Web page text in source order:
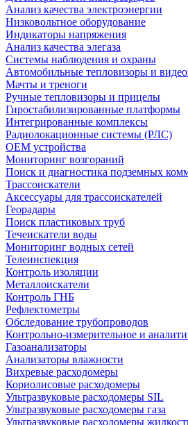
Анализ качества электроэнергии
Низковольтное оборудование
Индикаторы напряжения
Анализ качества элегаза
Системы наблюдения и охраны
Автомобильные тепловизоры и
Мачты и треноги
Ручные тепловизоры и прицелы
Гиростабилизированные платформы
Интегрированные комплексы
Радиолокационные системы (РЛС)
OEM устройства
Мониторинг возгораний
Поиск и диагностика подземных
Трассоискатели
Аксессуары для трассоискателей
Георадары
Поиск пластиковых труб
Течеискатели воды
Мониторинг водных сетей
Телеинспекция
Контроль изоляции
Металлоискатели
Контроль ГНБ
Рефлектометры
Обследование трубопроводов
Контрольно-измерительное и
Газоанализаторы
Анализаторы влажности
Вихревые расходомеры
Кориолисовые расходомеры
Ультразвуковые расходомеры SIL
Ультразвуковые расходомеры газа
Ультразвуковые расходомеры